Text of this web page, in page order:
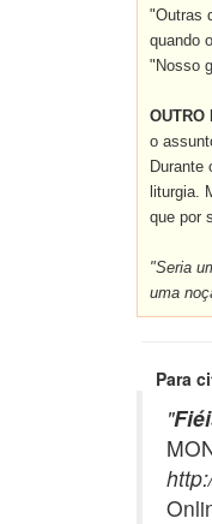
"Outras
quando
"Nosso
OUTRO
o
Durante
liturgia.
que por
"Seria
uma
Para
"